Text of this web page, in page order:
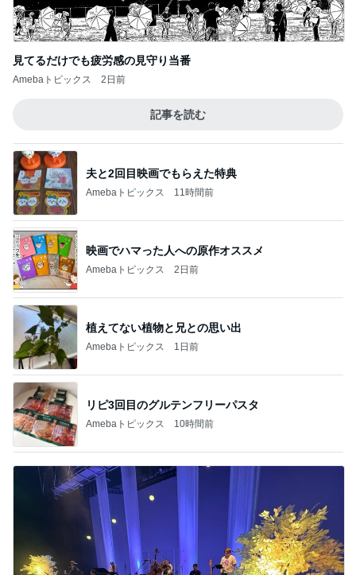
見てるだけでも疲労感の見守り当番
Amebaトピックス 2日前
記事を読む
夫と2回目映画でもらえた特典
Amebaトピックス 11時間前
映画でハマった人への原作オススメ
Amebaトピックス 2日前
植えてない植物と兄との思い出
Amebaトピックス 1日前
リピ3回目のグルテンフリーパスタ
Amebaトピックス 10時間前